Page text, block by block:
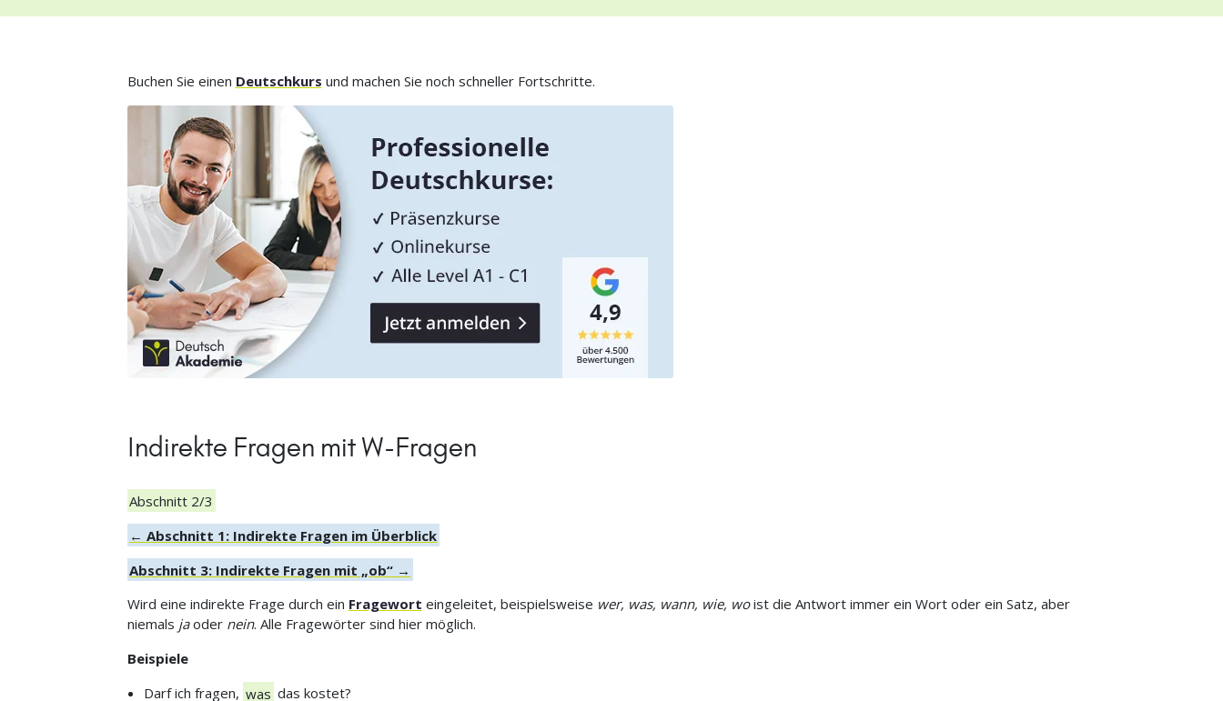
Buchen Sie einen Deutschkurs und machen Sie noch schneller Fortschritte.
Indirekte Fragen mit W-Fragen
Abschnitt 2/3
← Abschnitt 1: Indirekte Fragen im Überblick
Abschnitt 3: Indirekte Fragen mit „ob“ →
Wird eine indirekte Frage durch ein Fragewort eingeleitet, beispielsweise wer, was, wann, wie, woist die Antwort immer ein Wort oder ein Satz, aber
niemals jaoder nein. Alle Fragewörter sind hier möglich.
Beispiele
Darf ich fragen, was das kostet?